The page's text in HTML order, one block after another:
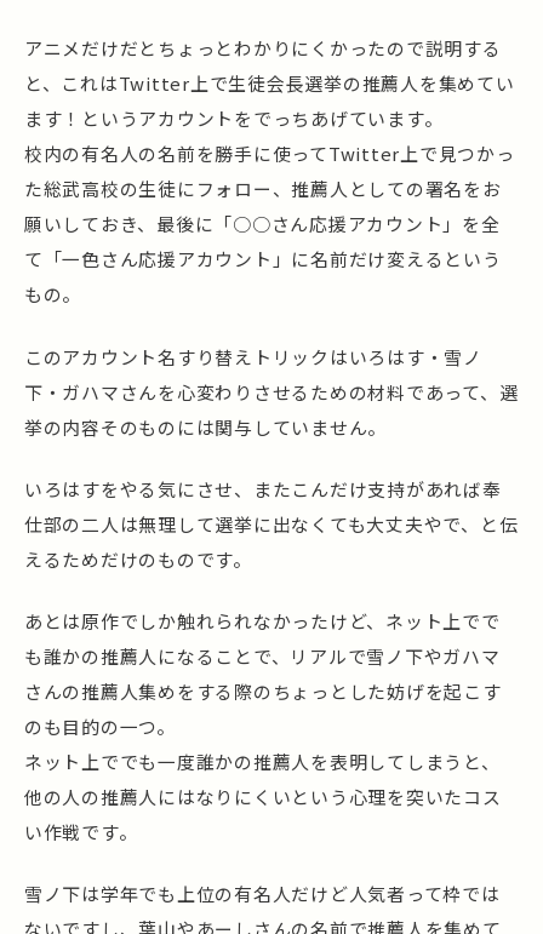
アニメだけだとちょっとわかりにくかったので説明する
と、これはTwitter上で生徒会長選挙の推薦人を集めてい
ます！というアカウントをでっちあげています。
校内の有名人の名前を勝手に使ってTwitter上で見つかっ
た総武高校の生徒にフォロー、推薦人としての署名をお
願いしておき、最後に「○○さん応援アカウント」を全
て「一色さん応援アカウント」に名前だけ変えるという
もの。
このアカウント名すり替えトリックはいろはす・雪ノ
下・ガハマさんを心変わりさせるための材料であって、選
挙の内容そのものには関与していません。
いろはすをやる気にさせ、またこんだけ支持があれば奉
仕部の二人は無理して選挙に出なくても大丈夫やで、と伝
えるためだけのものです。
あとは原作でしか触れられなかったけど、ネット上でで
も誰かの推薦人になることで、リアルで雪ノ下やガハマ
さんの推薦人集めをする際のちょっとした妨げを起こす
のも目的の一つ。
ネット上ででも一度誰かの推薦人を表明してしまうと、
他の人の推薦人にはなりにくいという心理を突いたコス
い作戦です。
雪ノ下は学年でも上位の有名人だけど人気者って枠では